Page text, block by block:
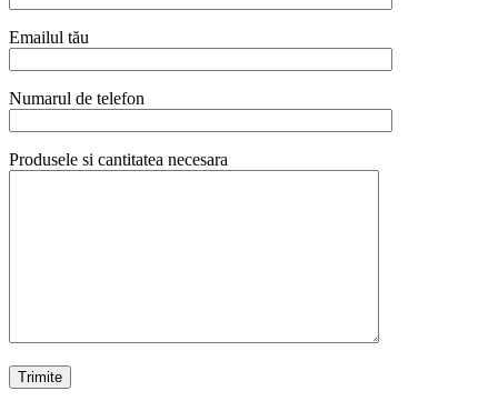
Emailul tău
Numarul de telefon
Produsele si cantitatea necesara